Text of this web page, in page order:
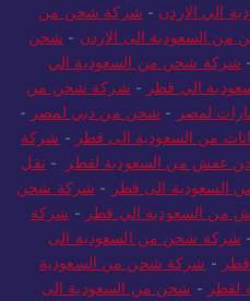
الي الاردن - شركة شحن من
السعودية الى الاردن - شحن
- شركة شحن من السعودية الي
الي قطر - شركة شحن من
لمصر - شحن من دبي لمصر -
من السعودية الى قطر - شركة
عفش من السعودية لقطر - نقل
السعودية الى قطر - شركة شحن
من السعودية الي قطر - شركة
- شركة شحن من السعودية الى
- شركة شحن من السعودية
لقطر - شحن من السعودية الى